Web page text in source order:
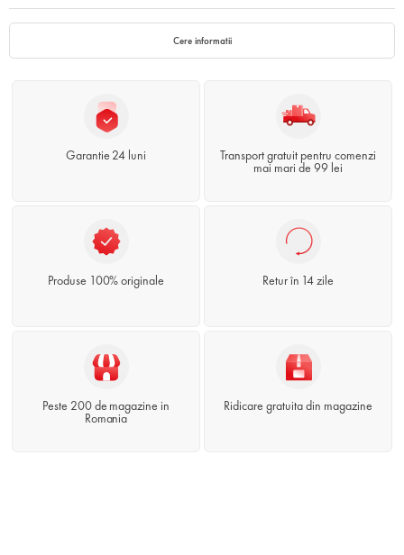
Cere informatii
Garantie 24 luni
Transport gratuit pentru comenzi
mai mari de 99 lei
Produse 100% originale Retur în 14 zile
Peste 200 de magazine in
Romania
Ridicare gratuita din magazine